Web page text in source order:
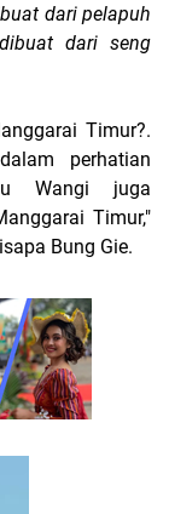
dari pelapuh
dari seng
Timur?.
perhatian
Wangi juga
Timur,"
Bung Gie.